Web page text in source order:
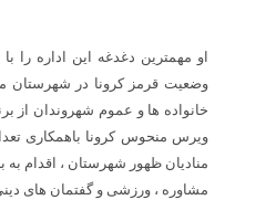
او مهمترین دغدغه این اداره
وضعیت قرمز کرونا در شهرستان
خانواده ها و عموم شهروندان از
منادیان ظهور شهرستان ، اقدام
مشاوره ، ورزشی و گفتمان های